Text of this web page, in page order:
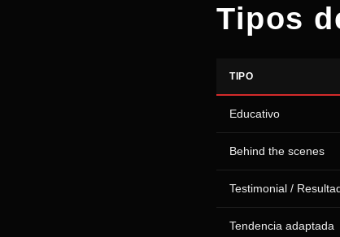
Tipos
TIPO
Educativo
Behind the scenes
Testimonial /
Tendencia adaptada